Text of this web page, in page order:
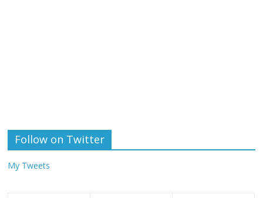
Follow on Twitter
My Tweets